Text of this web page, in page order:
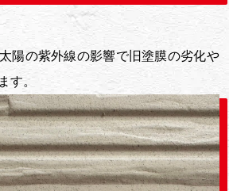
陽の紫外線の影響で旧塗膜の劣化や
す。